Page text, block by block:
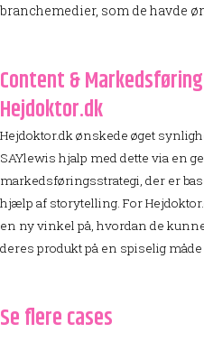
branchemedier, som de havde
Content & Markedsføring
Hejdoktor.dk
Hejdoktor.dk ønskede øget
SAYlewis hjalp med dette via en
markedsføringsstrategi, der er
hjælp af storytelling. For
en ny vinkel på, hvordan de
deres produkt på en spiselig måde
Se flere cases